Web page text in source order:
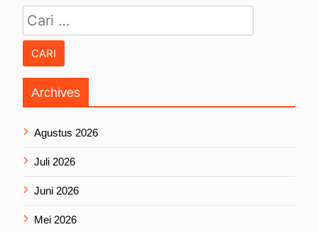
Archives
Agustus 2026
Juli 2026
Juni 2026
Mei 2026